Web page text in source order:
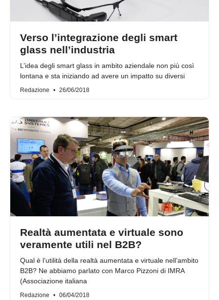
Verso l’integrazione degli smart
glass nell’industria
L’idea degli smart glass in ambito aziendale non più così
lontana e sta iniziando ad avere un impatto su diversi
Redazione 26/06/2018
Realtà aumentata e virtuale sono
veramente utili nel B2B?
Qual è l’utilità della realtà aumentata e virtuale nell’ambito
B2B? Ne abbiamo parlato con Marco Pizzoni di IMRA
(Associazione italiana
Redazione 06/04/2018